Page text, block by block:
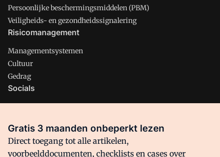
Persoonlijke beschermingsmiddelen (PBM)
Veiligheids- en gezondheidssignalering
Risicomanagement
Managementsystemen
Cultuur
Gedrag
Socials
Facebook
Gratis 3 maanden onbeperkt lezen
Direct toegang tot alle artikelen,
voorbeelddocumenten, checklists en cases over